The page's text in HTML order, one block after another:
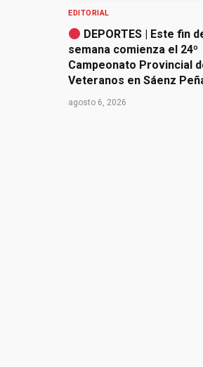
EDITORIAL
DEPORTES | Este fin
semana comienza el 24º
Campeonato Provincial
Veteranos en Sáenz
agosto 6, 2026